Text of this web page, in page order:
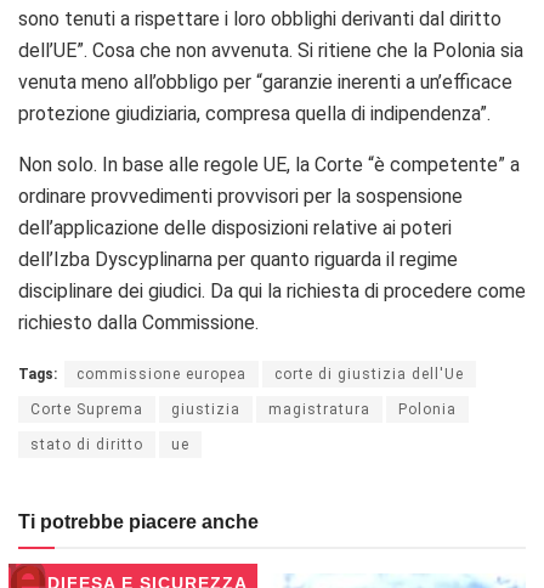
sono tenuti a rispettare i loro obblighi derivanti dal diritto
dell’UE”. Cosa che non avvenuta. Si ritiene che la Polonia sia
venuta meno all’obbligo per “garanzie inerenti a un’efficace
protezione giudiziaria, compresa quella di indipendenza”.
Non solo. In base alle regole UE, la Corte “è competente” a
ordinare provvedimenti provvisori per la sospensione
dell’applicazione delle disposizioni relative ai poteri
dell’Izba Dyscyplinarna per quanto riguarda il regime
disciplinare dei giudici. Da qui la richiesta di procedere come
richiesto dalla Commissione.
Tags: commissione europea corte di giustizia dell'Ue
Corte Suprema giustizia magistratura Polonia
stato di diritto ue
Ti potrebbe piacere anche
DIFESA E SICUREZZA